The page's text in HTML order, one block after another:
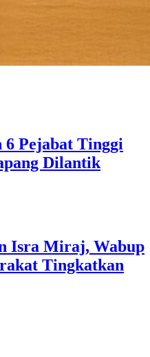
6 Pejabat Tinggi
Dilantik
Isra Miraj, Wabup
Tingkatkan